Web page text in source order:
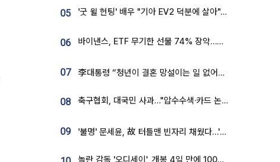
05 '굿 윌 헌팅' 배우 "기아 EV2 덕분에 살아"…교통사고 후 안전성 극찬
06 바이낸스, ETF 무기한 선물 74% 장악…한국 레버리지 ETF 거래 급증 [e가상자산]
07 李대통령 “청년이 결혼 망설이는 일 없어야...제도상 불이익 조사”
08 축구협회, 대국민 사과…"압수수색·카드 논란 사죄, 강도 높은 쇄신"
09 '불명' 문세윤, 故 터틀맨 빈자리 채웠다…'거북이' 눈물의 최종 우승
놀란 감독 '오디세이', 개봉 4일 만에 100만 돌파⋯'왕사남' 보다 빠르다